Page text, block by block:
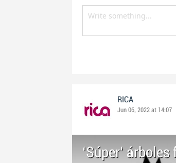
RICA
Jun 06, 2022 at 14:07
‘Súper’